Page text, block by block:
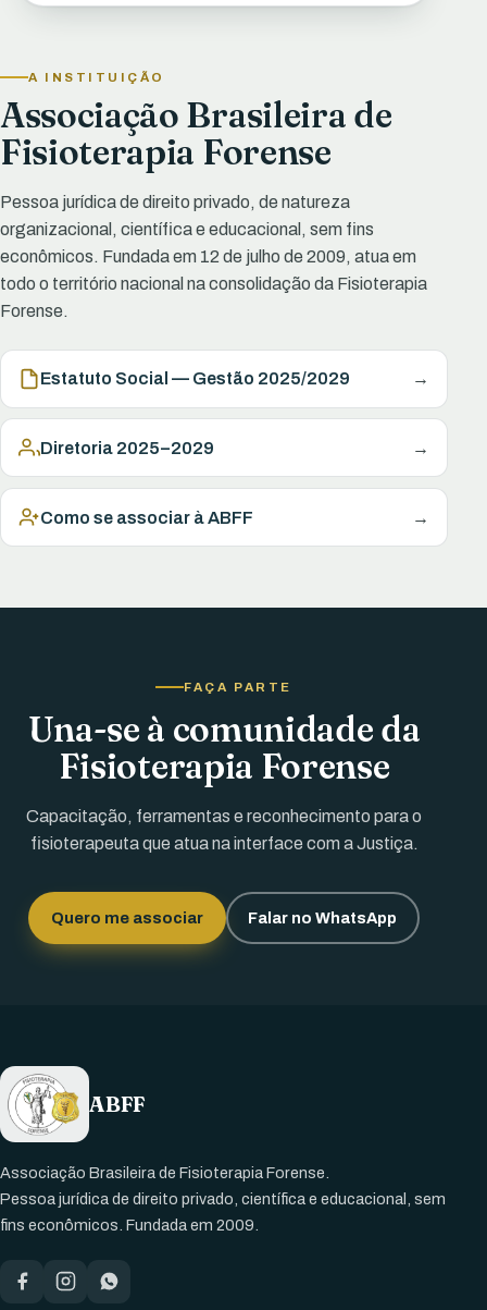
A INSTITUIÇÃO
Associação Brasileira de
Fisioterapia Forense
Pessoa jurídica de direito privado, de natureza
organizacional, científica e educacional, sem fins
econômicos. Fundada em 12 de julho de 2009, atua em
todo o território nacional na consolidação da Fisioterapia
Forense.
Estatuto Social — Gestão 2025/2029 →
Diretoria 2025–2029 →
Como se associar à ABFF →
FAÇA PARTE
Una-se à comunidade da
Fisioterapia Forense
Capacitação, ferramentas e reconhecimento para o
fisioterapeuta que atua na interface com a Justiça.
Quero me associar Falar no WhatsApp
ABFF
Associação Brasileira de Fisioterapia Forense.
Pessoa jurídica de direito privado, científica e educacional, sem
fins econômicos. Fundada em 2009.